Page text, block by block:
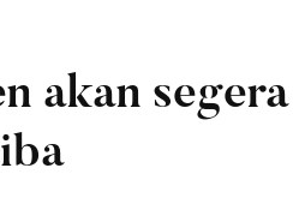
akan segera